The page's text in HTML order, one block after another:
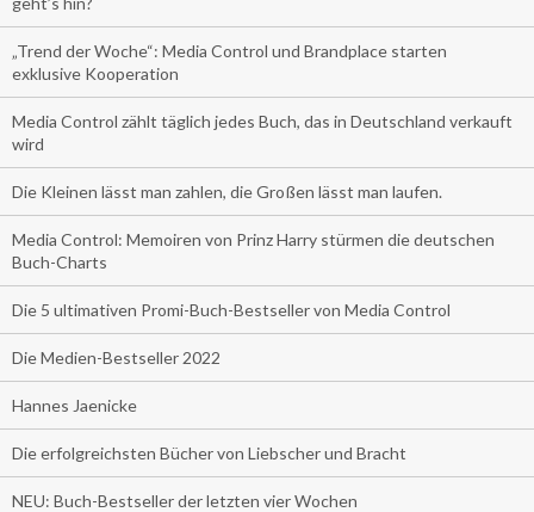
„Trend der Woche“: Media Control und Brandplace starten
exklusive Kooperation
Media Control zählt täglich jedes Buch, das in Deutschland verkauft
wird
Die Kleinen lässt man zahlen, die Großen lässt man laufen.
Media Control: Memoiren von Prinz Harry stürmen die deutschen
Buch-Charts
Die 5 ultimativen Promi-Buch-Bestseller von Media Control
Die Medien-Bestseller 2022
Hannes Jaenicke
Die erfolgreichsten Bücher von Liebscher und Bracht
NEU: Buch-Bestseller der letzten vier Wochen